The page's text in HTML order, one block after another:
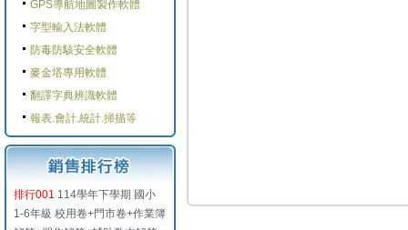
GPS導航地圖製作軟體
字型輸入法軟體
防毒防駭安全軟體
麥金塔專用軟體
翻譯字典辨識軟體
報表.會計.統計.掃描等
排行001 114學年下學期 國小
1-6年級 校用卷+門市卷+作業簿